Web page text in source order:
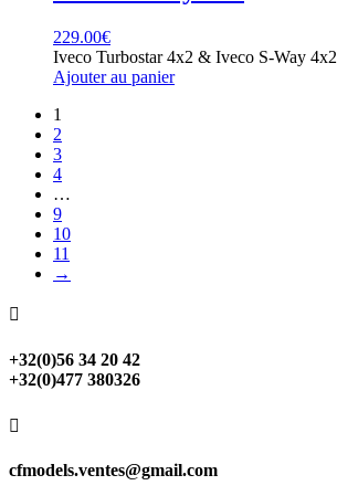
229.00€
Iveco Turbostar 4x2 & Iveco S-Way 4x2
Ajouter au panier
1
2
3
4
…
9
10
11
→

+32(0)56 34 20 42
+32(0)477 380326

cfmodels.ventes@gmail.com